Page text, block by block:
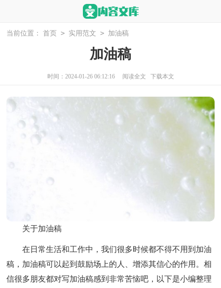
当前位置： 首页 > 实用范文 > 加油稿
加油稿
时间：2024-01-26 06:12:16 阅读全文 下载本文
关于加油稿
在日常生活和工作中，我们很多时候都不得不用到加油
稿，加油稿可以起到鼓励场上的人、增添其信心的作用。相
信很多朋友都对写加油稿感到非常苦恼吧，以下是小编整理